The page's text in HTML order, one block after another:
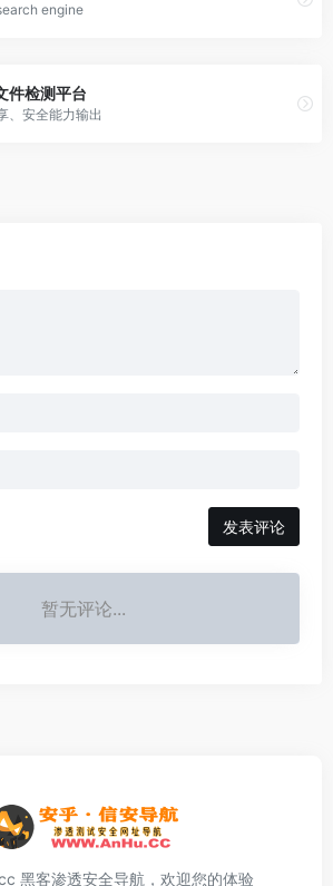
engine
件检测平台
、安全能力输出
发表评论
暂无评论...
黑客渗透安全导航，欢迎您的体验